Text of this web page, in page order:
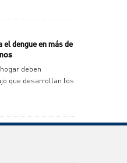
dengue en más de
deben
que desarrollan los